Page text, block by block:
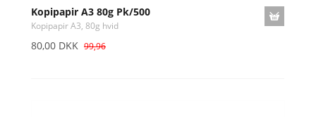
Kopipapir A3 80g Pk/500
Kopipapir A3, 80g hvid
80,00 DKK 99,96